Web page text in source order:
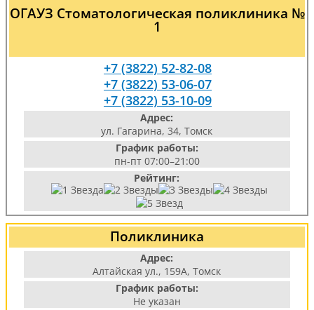
ОГАУЗ Стоматологическая поликлиника №
1
+7 (3822) 52-82-08
+7 (3822) 53-06-07
+7 (3822) 53-10-09
Адрес:
ул. Гагарина, 34, Томск
График работы:
пн-пт 07:00–21:00
Рейтинг:
Поликлиника
Адрес:
Алтайская ул., 159А, Томск
График работы:
Не указан